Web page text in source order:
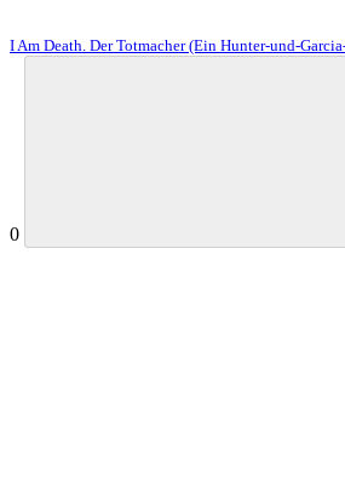
I Am Death. Der Totmacher (Ein Hunter-und-
0